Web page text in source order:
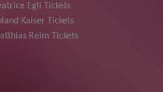
Egli Tickets
Kaiser Tickets
Reim Tickets